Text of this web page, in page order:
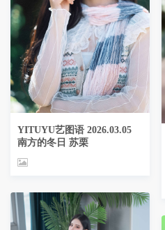
YITUYU艺图语 2026.03.05
南方的冬日 苏栗